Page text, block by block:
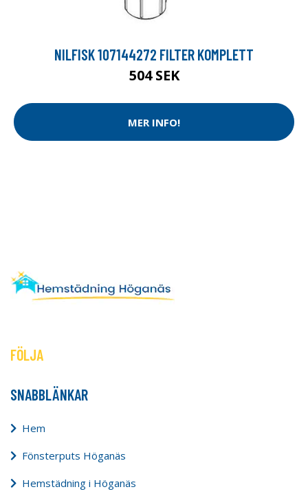
NILFISK 107144272 FILTER KOMPLETT
504 SEK
MER INFO!
FÖLJA
SNABBLÄNKAR
Hem
Fönsterputs Höganäs
Hemstädning i Höganäs